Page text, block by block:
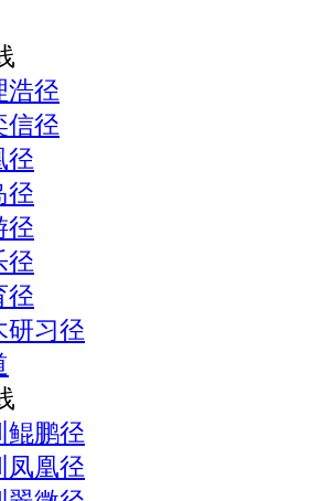
浩径
信径
径
径
径
径
径
研习径
鲲鹏径
凤凰径